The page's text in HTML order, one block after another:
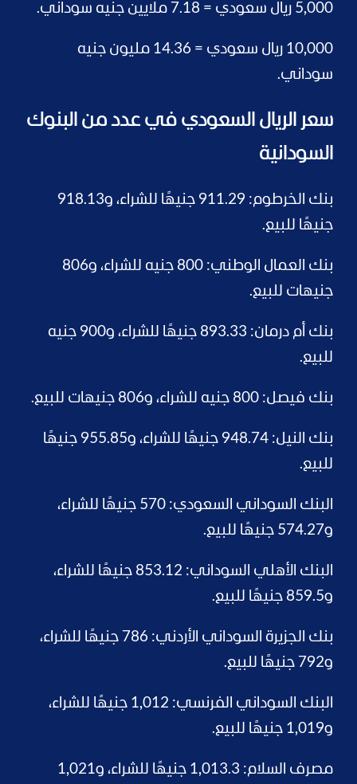
5,000 ريال سعودي = 7.18 ملايين جنيه سوداني.
10,000 ريال سعودي = 14.36 مليون جنيه
سوداني.
سعر الريال السعودي في عدد من البنوك
السودانية
بنك الخرطوم: 911.29 جنيهًا للشراء، و918.13
جنيهًا للبيع.
بنك العمال الوطني: 800 جنيه للشراء، و806
جنيهات للبيع.
بنك أم درمان: 893.33 جنيهًا للشراء، و900 جنيه
للبيع.
بنك فيصل: 800 جنيه للشراء، و806 جنيهات للبيع.
بنك النيل: 948.74 جنيهًا للشراء، و955.85 جنيهًا
للبيع.
البنك السوداني السعودي: 570 جنيهًا للشراء،
و574.27 جنيهًا للبيع.
البنك الأهلي السوداني: 853.12 جنيهًا للشراء،
و859.5 جنيهًا للبيع.
بنك الجزيرة السوداني الأردني: 786 جنيهًا للشراء،
و792 جنيهًا للبيع.
البنك السوداني الفرنسي: 1,012 جنيهًا للشراء،
و1,019 جنيهًا للبيع.
مصرف السلام: 1,013.3 جنيهًا للشراء، و1,021